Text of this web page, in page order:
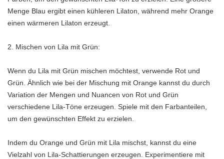
Menge Blau ergibt einen kühleren Lilaton, während mehr Orange
einen wärmeren Lilaton erzeugt.
2. Mischen von Lila mit Grün:
Wenn du Lila mit Grün mischen möchtest, verwende Rot und
Grün. Ähnlich wie bei der Mischung mit Orange kannst du durch
Variation der Mengen und Nuancen von Rot und Grün
verschiedene Lila-Töne erzeugen. Spiele mit den Farbanteilen,
um den gewünschten Effekt zu erzielen.
Indem du Orange und Grün mit Lila mischst, kannst du eine
Vielzahl von Lila-Schattierungen erzeugen. Experimentiere mit